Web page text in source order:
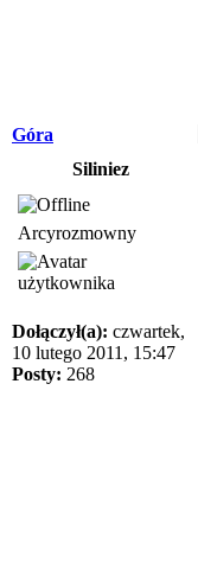
Góra
Siliniez
Arcyrozmowny
Dołączył(a): czwartek,
10 lutego 2011, 15:47
Posty: 268